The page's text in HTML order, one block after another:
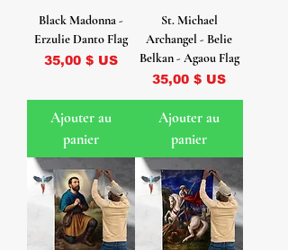
Black Madonna -
Erzulie Danto Flag
Prix
35,00 $ US
Ajouter au
panier
St. Michael
Archangel - Belie
Belkan - Agaou Flag
Prix
35,00 $ US
Ajouter au
panier